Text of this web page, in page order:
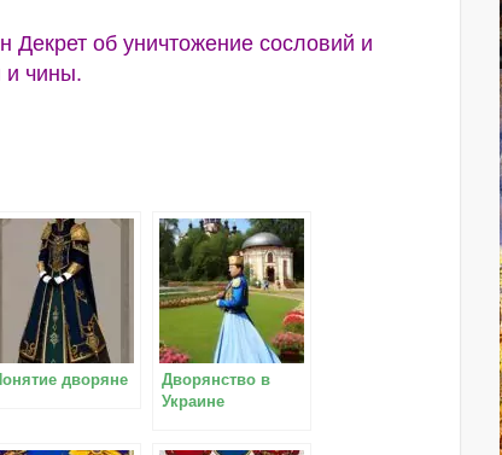
Декрет об уничтожение сословий и
и чины.
дворяне
Дворянство в
Украине